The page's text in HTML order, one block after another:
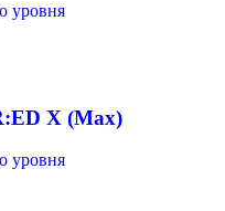
уровня
X (Max)
уровня